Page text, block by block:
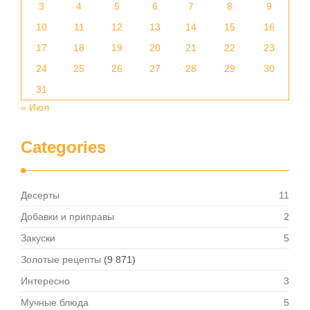
3
4 5 6 7 8
9
10
11 12 13 14 15
16
17
18 19 20 21 22
23
24
25 26 27 28 29
30
31
« Июл
Categories
Десерты
11
Добавки и приправы
2
Закуски
5
Золотые рецепты (9 871)
Интересно
3
Мучные блюда
5